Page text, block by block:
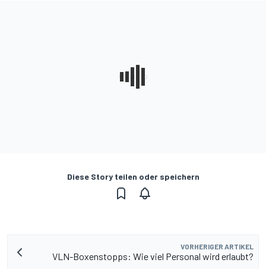
Diese Story teilen oder speichern
VORHERIGER ARTIKEL
VLN-Boxenstopps: Wie viel Personal wird erlaubt?